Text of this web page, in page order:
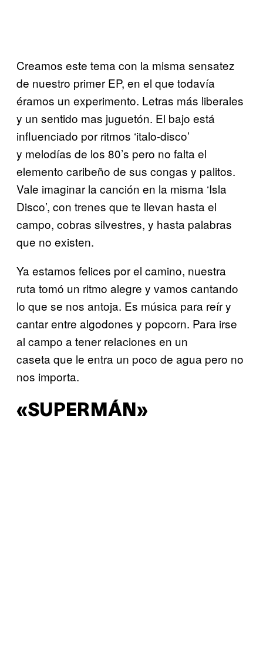
Creamos este tema con la misma sensatez
de nuestro primer EP, en el que todavía
éramos un experimento. Letras más liberales
y un sentido mas juguetón. El bajo está
influenciado por ritmos ‘italo-disco’
y melodías de los 80’s pero no falta el
elemento caribeño de sus congas y palitos.
Vale imaginar la canción en la misma ‘Isla
Disco’, con trenes que te llevan hasta el
campo, cobras silvestres, y hasta palabras
que no existen.
Ya estamos felices por el camino, nuestra
ruta tomó un ritmo alegre y vamos cantando
lo que se nos antoja. Es música para reír y
cantar entre algodones y popcorn. Para irse
al campo a tener relaciones en un
caseta que le entra un poco de agua pero no
nos importa.
«SUPERMÁN»